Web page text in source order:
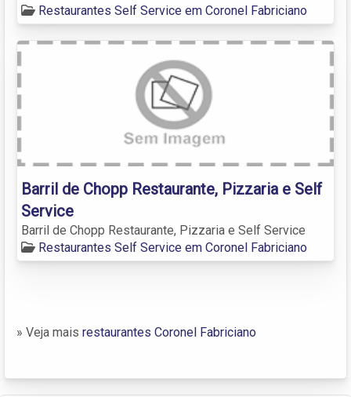
Restaurantes Self Service em Coronel Fabriciano
Barril de Chopp Restaurante, Pizzaria e Self
Service
Barril de Chopp Restaurante, Pizzaria e Self Service
Restaurantes Self Service em Coronel Fabriciano
» Veja mais restaurantes Coronel Fabriciano